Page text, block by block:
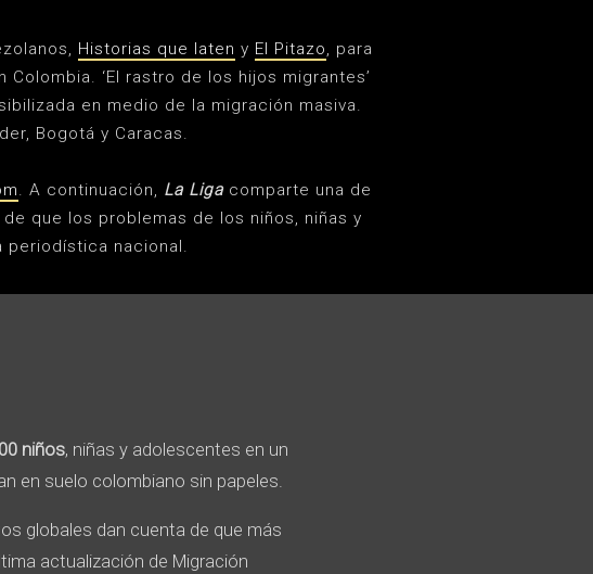
Historias que laten y El Pitazo, para
‘El rastro de los hijos migrantes’
en medio de la migración masiva.
Bogotá y Caracas.
. A continuación, La Ligacomparte una de
que los problemas de los niños, niñas y
periodística nacional.
niños, niñas y adolescentes en un
en suelo colombiano sin papeles.
globales dan cuenta de que más
actualización de Migración